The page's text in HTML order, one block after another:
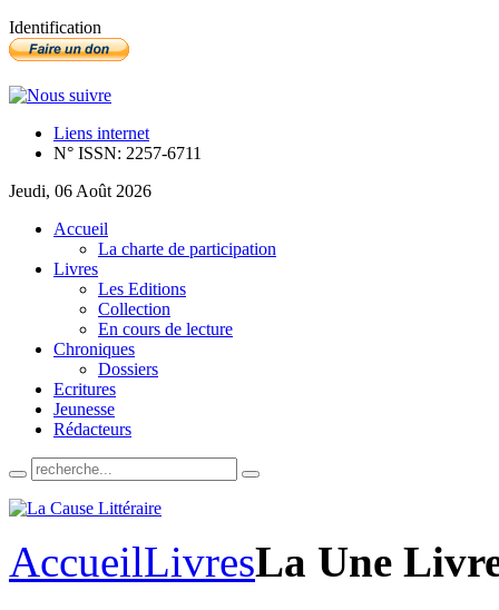
Identification
Liens internet
N° ISSN: 2257-6711
Jeudi, 06 Août 2026
Accueil
La charte de participation
Livres
Les Editions
Collection
En cours de lecture
Chroniques
Dossiers
Ecritures
Jeunesse
Rédacteurs
AccueilLivresLa Une